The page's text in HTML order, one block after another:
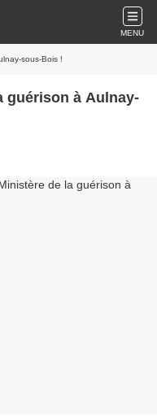
MENU
sous-Bois !
guérison à Aulnay-